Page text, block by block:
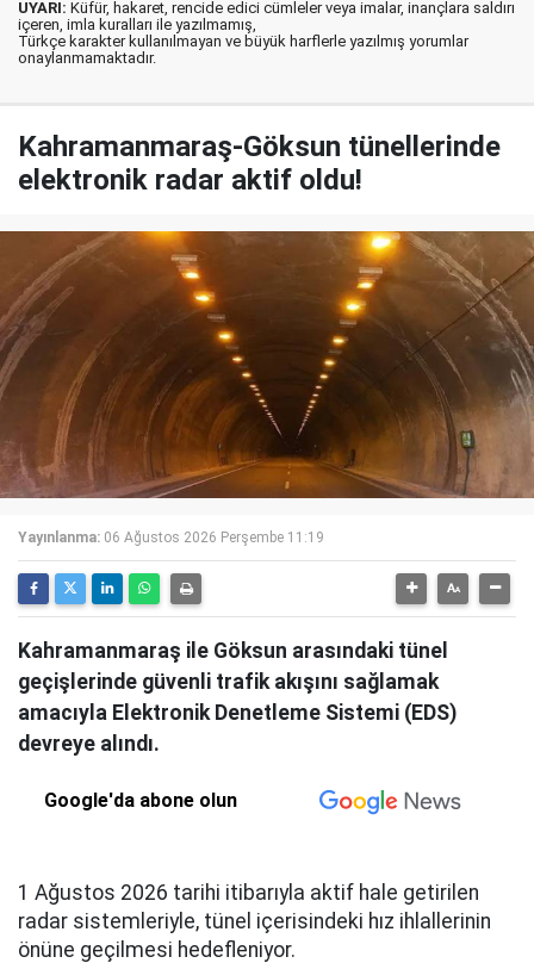
UYARI: Küfür, hakaret, rencide edici cümleler veya imalar, inançlara saldırı
içeren, imla kuralları ile yazılmamış,
Türkçe karakter kullanılmayan ve büyük harflerle yazılmış yorumlar
onaylanmamaktadır.
Kahramanmaraş-Göksun tünellerinde
elektronik radar aktif oldu!
Yayınlanma: 06 Ağustos 2026 Perşembe 11:19
Kahramanmaraş ile Göksun arasındaki tünel
geçişlerinde güvenli trafik akışını sağlamak
amacıyla Elektronik Denetleme Sistemi (EDS)
devreye alındı.
Google'da abone olun
1 Ağustos 2026 tarihi itibarıyla aktif hale getirilen
radar sistemleriyle, tünel içerisindeki hız ihlallerinin
önüne geçilmesi hedefleniyor.